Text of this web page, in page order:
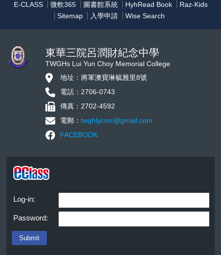
E-CLASS 微軟365 圖書館系統 HyhRead Book
Raz-Kids
Sitemap
入學申請 Wise Search
東華三院呂潤財紀念中學
TWGHs Lui Yun Choy Memorial College
地址：將軍澳寶琳毓雅里8號
電話：2706-0743
傳真：2702-4592
電郵：twghlycmc@gmail.com
FACEBOOK
Log-in:
Password: